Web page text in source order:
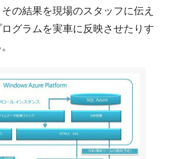
の結果を現場のスタッフに伝え
グラムを実車に反映させたりす